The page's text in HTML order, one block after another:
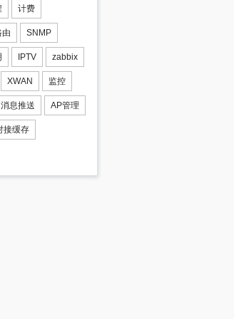
计费
由 SNMP
IPTV zabbix
XWAN 监控
消息推送 AP管理
接缓存